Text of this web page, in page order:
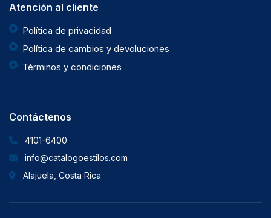
Atención al cliente
Política de privacidad
Política de cambios y devoluciones
Términos y condiciones
Contáctenos
4101-6400
info@catalogoestilos.com
Alajuela, Costa Rica